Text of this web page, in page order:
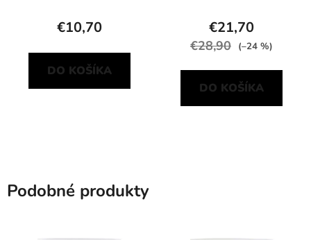
€10,70
DO KOŠÍKA
€21,70
€28,90 (–24 %)
DO KOŠÍKA
Podobné produkty